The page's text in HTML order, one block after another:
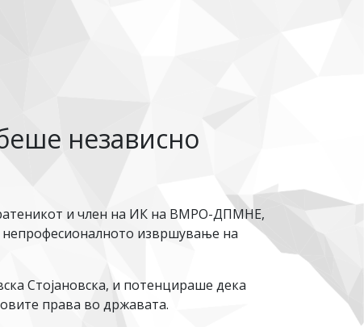
независно
и член на ИК на ВМРО-ДПМНЕ,
непрофесионалното извршување на
Стојановска, и потенцираше дека
права во државата.